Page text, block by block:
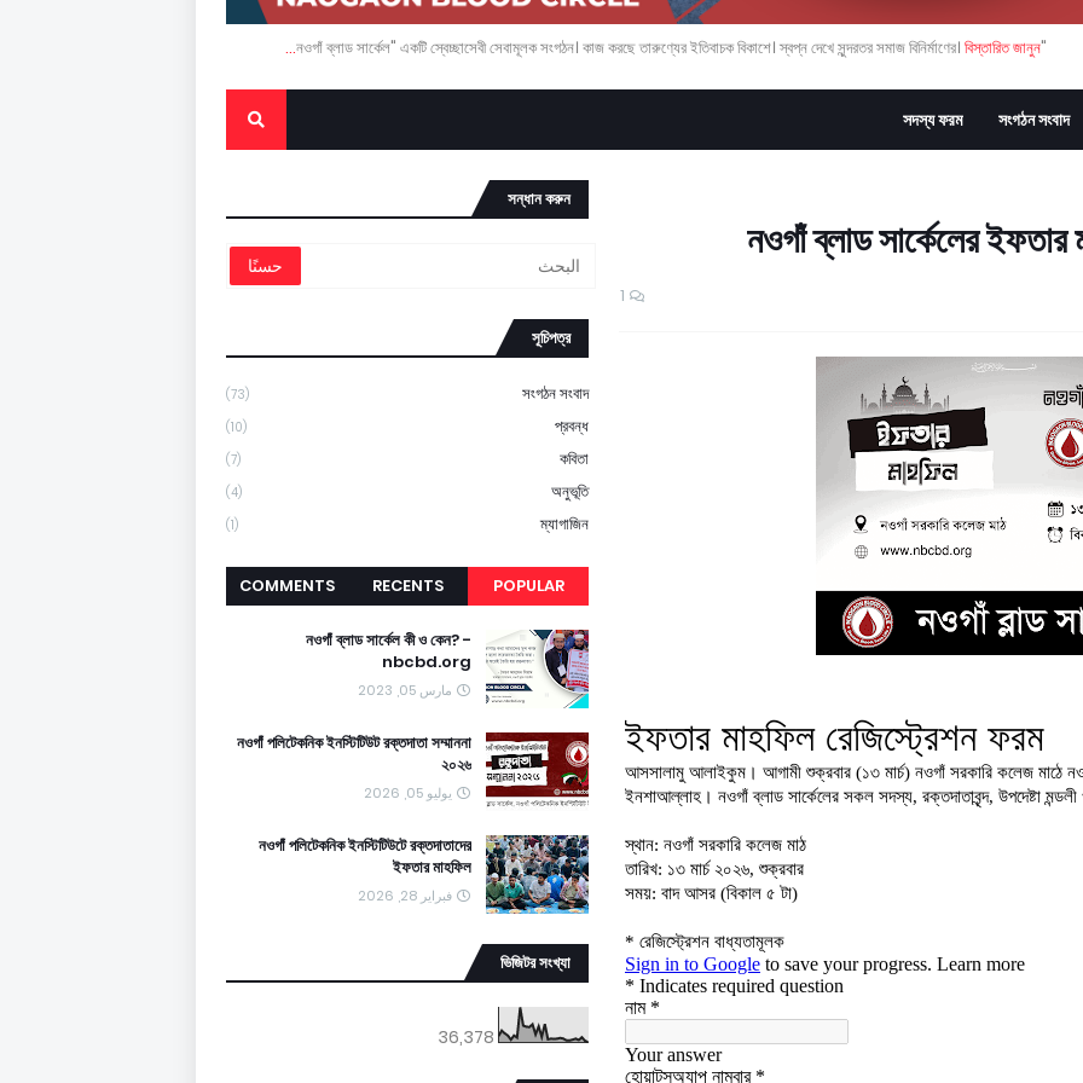
"নওগাঁ ব্লাড সার্কেল" একটি স্বেচ্ছাসেবী সেবামূলক সংগঠন। কাজ করছে তারুণ্যের ইতিবাচক বিকাশে। স্বপ্ন দেখে সুন্দরতর সমাজ বিনির্মাণের।
বিস্তারিত জানুন...
সংগঠন সংবাদ
সদস্য ফরম
নওগাঁ ব্লাড সার্কেলের
1
সন্ধান করুন
সূচিপত্র
সংগঠন সংবাদ
(73)
প্রবন্ধ
(10)
কবিতা
(7)
অনুভূতি
(4)
ম্যাগাজিন
(1)
POPULAR
RECENTS
COMMENTS
নওগাঁ ব্লাড সার্কেল কী ও কেন? -
nbcbd.org
مارس 05, 2023
নওগাঁ পলিটেকনিক ইনস্টিটিউট রক্তদাতা সম্মাননা
২০২৬
يوليو 05, 2026
নওগাঁ পলিটেকনিক ইনস্টিটিউটে রক্তদাতাদের
ইফতার মাহফিল
فبراير 28, 2026
ভিজিটর সংখ্যা
36,378